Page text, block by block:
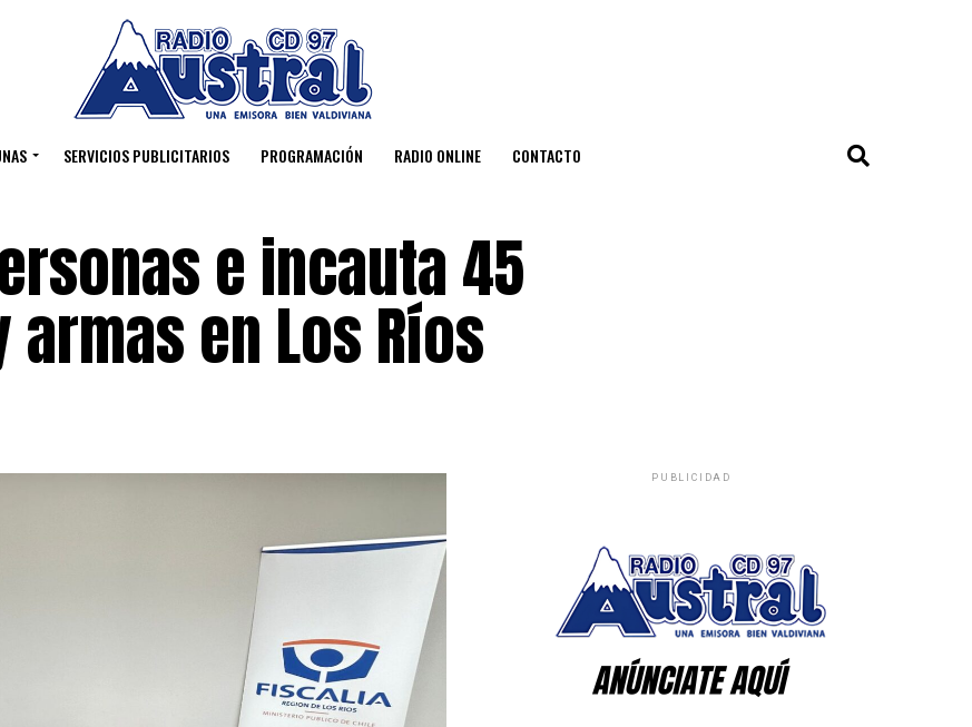
SERVICIOS PUBLICITARIOS PROGRAMACIÓN RADIO ONLINE CONTACTO
e incauta 45
en Los Ríos
PUBLICIDAD